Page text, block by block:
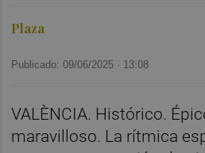
Plaza
Publicado: 09/06/2025 · 13:08
VALÈNCIA. Histórico.
maravilloso. La rítmica